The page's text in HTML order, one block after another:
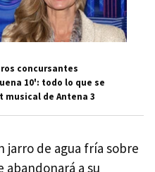
concursantes
10': todo lo que se
de Antena 3
jarro de agua fría sobre
abandonará a su